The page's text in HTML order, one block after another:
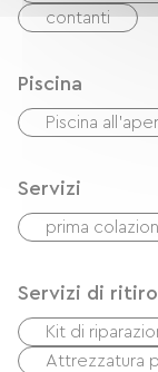
contanti
Piscina
Piscina
Servizi
prima
Servizi di
Kit di
Attrezzatura